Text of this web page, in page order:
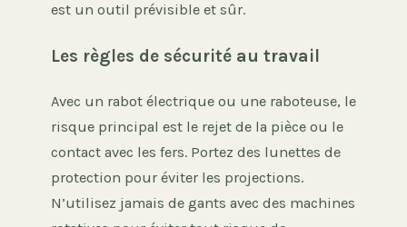
est un outil prévisible et sûr.
Les règles de sécurité au travail
Avec un rabot électrique ou une raboteuse, le
risque principal est le rejet de la pièce ou le
contact avec les fers. Portez des lunettes de
protection pour éviter les projections.
N’utilisez jamais de gants avec des machines